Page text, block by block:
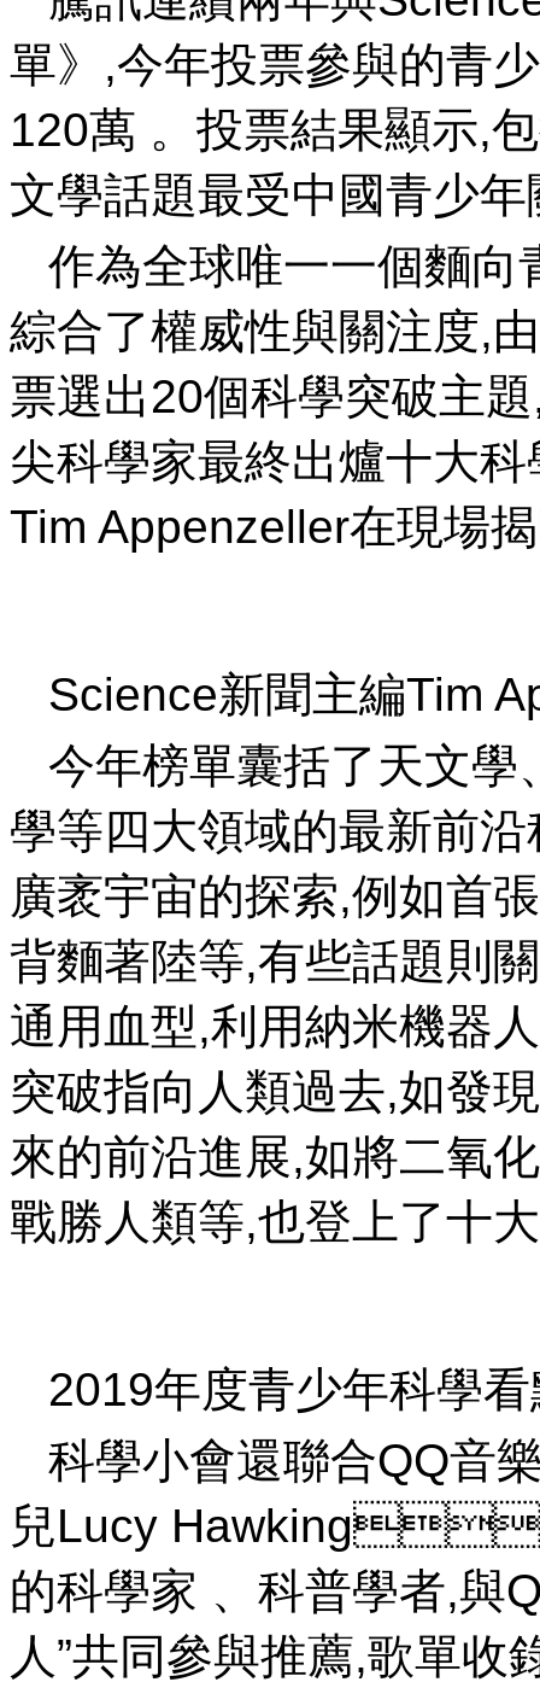
單》,今年投票參與的青
120萬 。投票結果顯
文學話題最受中國青少年關
作為全球唯一一個麵向
綜合了權威性與關注度,
票選出20個科學突破主
尖科學家最終出爐十大
Tim Appenzeller在現場揭曉
Science新聞主編Tim
今年榜單囊括了天文學
學等四大領域的最新前
廣袤宇宙的探索,例如首
背麵著陸等,有些話題則
通用血型,利用納米機器人
突破指向人類過去,如發
來的前沿進展,如將二氧化
戰勝人類等,也登上了十大
2019年度青少年科學
科學小會還聯合QQ音
兒Lucy Hawking
的科學家 、科普學者,
人”共同參與推薦,歌單收錄